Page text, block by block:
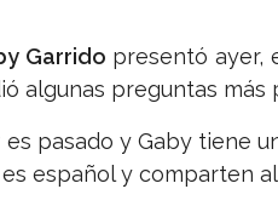
Garrido presentó ayer,
algunas preguntas más
pasado y Gaby tiene
español y comparten